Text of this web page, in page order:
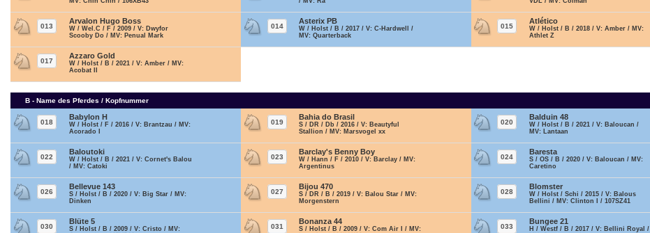
013
Arvalon Hugo Boss
W / Wel.C / F / 2009 / V: Dwyfor
Scooby Do / MV: Penual Mark
014
Asterix PB
W / Holst / B / 2017 / V: C-Hardwell /
MV: Quarterback
015
Atlético
W / Holst / B / 2018 / V: Amber / MV:
Athlet Z
017
Azzaro Gold
W / Holst / B / 2021 / V: Amber / MV:
Acobat II
B - Name des Pferdes / Kopfnummer
018
Babylon H
W / Holst / F / 2016 / V: Brantzau / MV:
Acorado I
019
Bahia do Brasil
S / DR / Db / 2016 / V: Beautyful
Stallion / MV: Marsvogel xx
020
Balduin 48
W / Holst / B / 2021 / V: Baloucan /
MV: Lantaan
022
Baloutoki
W / Holst / B / 2021 / V: Cornet's Balou
/ MV: Catoki
023
Barclay's Benny Boy
W / Hann / F / 2010 / V: Barclay / MV:
Argentinus
024
Baresta
S / OS / B / 2020 / V: Baloucan / MV:
Caretino
026
Bellevue 143
S / Holst / B / 2020 / V: Big Star / MV:
Dinken
027
Bijou 470
S / DR / B / 2019 / V: Balou Star / MV:
Morgenstern
028
Blomster
W / Holst / Schi / 2015 / V: Balous
Bellini / MV: Clinton I / 107SZ41
030
Blüte 5
S / Holst / B / 2009 / V: Cristo / MV:
031
Bonanza 44
S / Holst / B / 2009 / V: Com Air I / MV:
033
Bungee 21
H / Westf / B / 2017 / V: Bellini Royal /